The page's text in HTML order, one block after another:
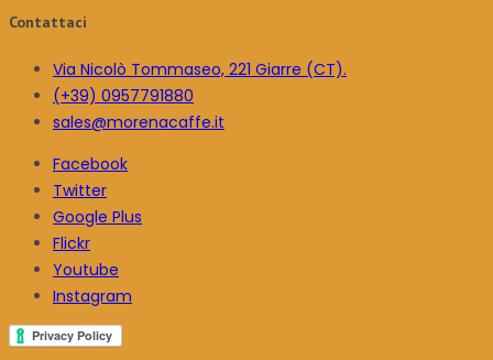
Contattaci
Via Nicolò Tommaseo, 221 Giarre (CT).
(+39) 0957791880
sales@morenacaffe.it
Facebook
Twitter
Google Plus
Flickr
Youtube
Instagram